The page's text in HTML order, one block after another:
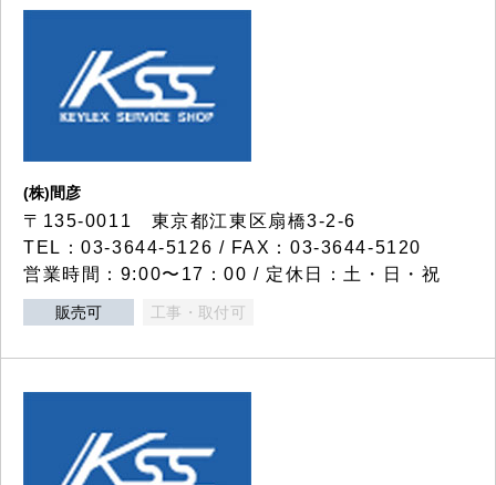
(株)間彦
〒135-0011 東京都江東区扇橋3-2-6
TEL：03-3644-5126 / FAX：03-3644-5120
営業時間：9:00〜17：00 / 定休日：土・日・祝
販売可 工事・取付可